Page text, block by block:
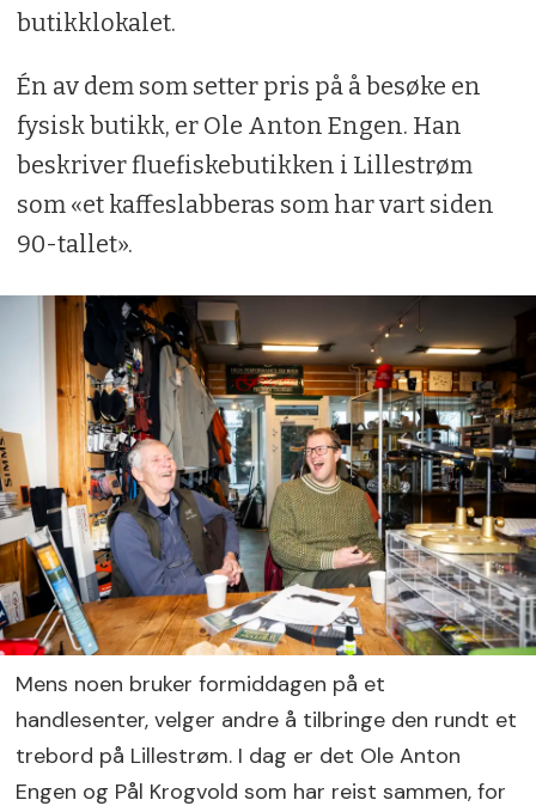
butikklokalet.
Én av dem som setter pris på å besøke en
fysisk butikk, er Ole Anton Engen. Han
beskriver fluefiskebutikken i Lillestrøm
som «et kaffeslabberas som har vart siden
90-tallet».
Mens noen bruker formiddagen på et
handlesenter, velger andre å tilbringe den rundt et
trebord på Lillestrøm. I dag er det Ole Anton
Engen og Pål Krogvold som har reist sammen, for